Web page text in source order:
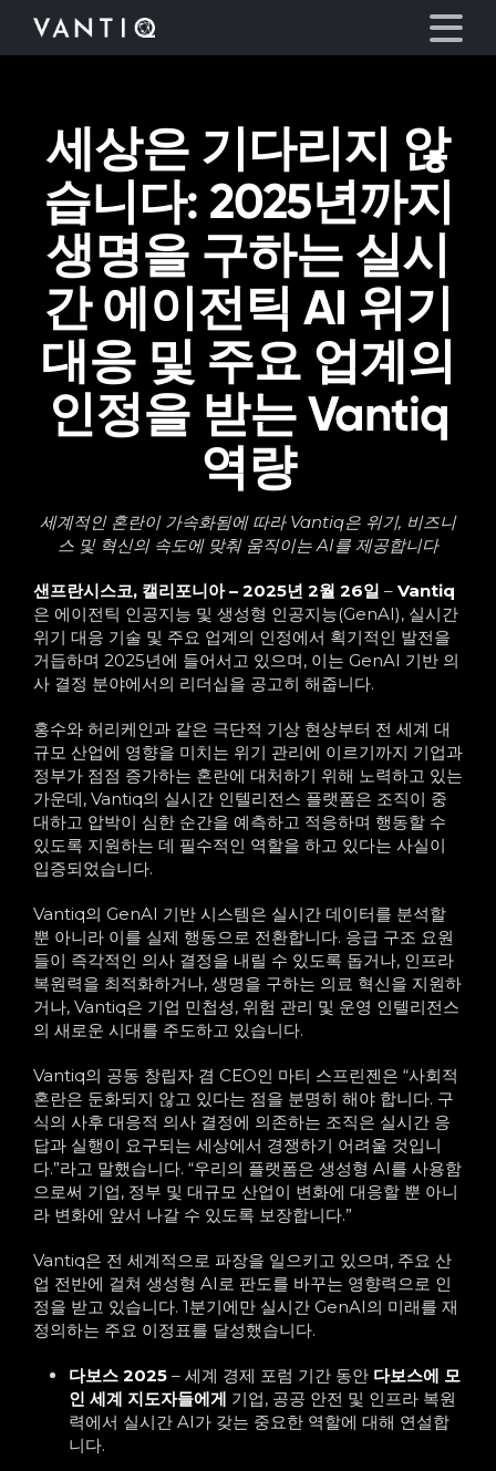
플랫폼
산업
파트너
회사
리소스
세상은 기다리지 않
습니다: 2025년까지
생명을 구하는 실시
간 에이전틱 AI 위기
대응 및 주요 업계의
인정을 받는 Vantiq
역량
세계적인 혼란이 가속화됨에 따라 Vantiq은 위기, 비즈니
스 및 혁신의 속도에 맞춰 움직이는 AI를 제공합니다
샌프란시스코, 캘리포니아 – 2025년 2월 26일 – Vantiq
은 에이전틱 인공지능 및 생성형 인공지능(GenAI), 실시간
위기 대응 기술 및 주요 업계의 인정에서 획기적인 발전을
거듭하며 2025년에 들어서고 있으며, 이는 GenAI 기반 의
사 결정 분야에서의 리더십을 공고히 해줍니다.
홍수와 허리케인과 같은 극단적 기상 현상부터 전 세계 대
규모 산업에 영향을 미치는 위기 관리에 이르기까지 기업과
정부가 점점 증가하는 혼란에 대처하기 위해 노력하고 있는
가운데, Vantiq의 실시간 인텔리전스 플랫폼은 조직이 중
대하고 압박이 심한 순간을 예측하고 적응하며 행동할 수
있도록 지원하는 데 필수적인 역할을 하고 있다는 사실이
입증되었습니다.
Vantiq의 GenAI 기반 시스템은 실시간 데이터를 분석할
뿐 아니라 이를 실제 행동으로 전환합니다. 응급 구조 요원
들이 즉각적인 의사 결정을 내릴 수 있도록 돕거나, 인프라
복원력을 최적화하거나, 생명을 구하는 의료 혁신을 지원하
거나, Vantiq은 기업 민첩성, 위험 관리 및 운영 인텔리전스
의 새로운 시대를 주도하고 있습니다.
Vantiq의 공동 창립자 겸 CEO인 마티 스프린젠은 “사회적
혼란은 둔화되지 않고 있다는 점을 분명히 해야 합니다. 구
식의 사후 대응적 의사 결정에 의존하는 조직은 실시간 응
답과 실행이 요구되는 세상에서 경쟁하기 어려울 것입니
다.”라고 말했습니다. “우리의 플랫폼은 생성형 AI를 사용함
으로써 기업, 정부 및 대규모 산업이 변화에 대응할 뿐 아니
라 변화에 앞서 나갈 수 있도록 보장합니다.”
Vantiq은 전 세계적으로 파장을 일으키고 있으며, 주요 산
업 전반에 걸쳐 생성형 AI로 판도를 바꾸는 영향력으로 인
정을 받고 있습니다. 1분기에만 실시간 GenAI의 미래를 재
정의하는 주요 이정표를 달성했습니다.
다보스 2025 – 세계 경제 포럼 기간 동안 다보스에 모
인 세계 지도자들에게 기업, 공공 안전 및 인프라 복원
력에서 실시간 AI가 갖는 중요한 역할에 대해 연설합
니다.